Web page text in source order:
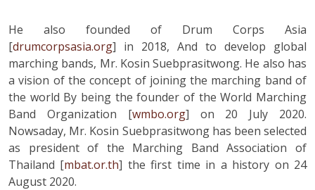
He also founded of Drum Corps Asia
[drumcorpsasia.org] in 2018, And to develop global
marching bands, Mr. Kosin Suebprasitwong. He also has
a vision of the concept of joining the marching band of
the world By being the founder of the World Marching
Band Organization [wmbo.org] on 20 July 2020.
Nowsaday, Mr. Kosin Suebprasitwong has been selected
as president of the Marching Band Association of
Thailand [mbat.or.th] the first time in a history on 24
August 2020.